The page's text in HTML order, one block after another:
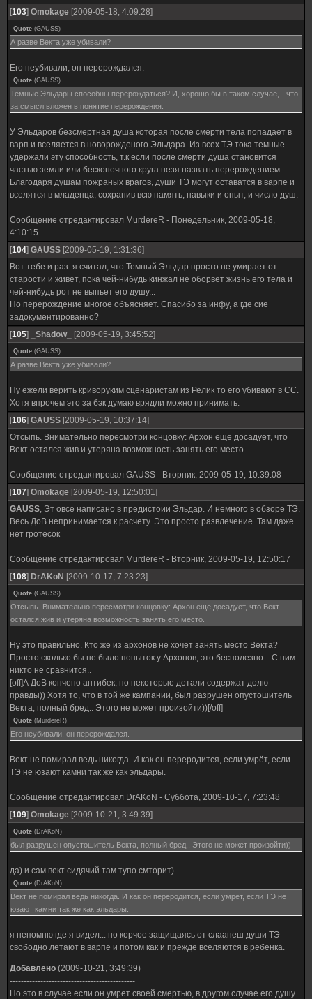
[103] Omokage [2009-05-18, 4:09:28]
Quote (GAUSS)
А разве Векта уже убивали?
Его неубивали, он перерождался.
Quote (GAUSS)
Темные Эльдары способны перерождаться? И, хорошо бы в таком случае, - что
за смысл вложен в понятие перерождения.
У Эльдаров безсмертная душа которая после смерти тела попадает в
варп и вселяется в новорожденого Эльдара. Из всех ТЭ тока темные
удержали эту способность, т.к если после смерти душа становится
частью земли или бесконечного круга незя назвать перерождением.
Благодаря душам пожраных врагов, души ТЭ могут оставатся в варпе и
вселятся в младенца, сохранив всю память, навыки и опыт, и число душ.
Сообщение отредактировал MurdereR - Понедельник, 2009-05-18,
4:10:15
[104] GAUSS [2009-05-19, 1:31:36]
Вот тебе и раз: я считал, что Темный Эльдар просто не умирает от
старости и живет, пока чей-нибудь кинжал не оборвет жизнь его тела и
чей-нибудь рот не выпьет его душу...
Но перерождение многое объясняет. Спасибо за инфу, а где сие
задокументированно?
[105] _Shadow_ [2009-05-19, 3:45:52]
Quote (GAUSS)
А разве Векта уже убивали?
Ну ежели верить криворуким сценаристам из Релик то его убивают в СС.
Хотя впрочем это за бэк думаю врядли можно принимать.
[106] GAUSS [2009-05-19, 10:37:14]
Отсыпь. Внимательно пересмотри концовку: Архон еще досадует, что
Вект остался жив и утеряна возможность занять его место.
Сообщение отредактировал GAUSS - Вторник, 2009-05-19, 10:39:08
[107] Omokage [2009-05-19, 12:50:01]
GAUSS, Эт овсе написано в предистоии Эльдар. И немного в обзоре ТЭ.
Весь ДоВ непринимается к расчету. Это просто развлечение. Там даже
нет гротесок
Сообщение отредактировал MurdereR - Вторник, 2009-05-19, 12:50:17
[108] DrAKoN [2009-10-17, 7:23:23]
Quote (GAUSS)
Отсыпь. Внимательно пересмотри концовку: Архон еще досадует, что Вект
остался жив и утеряна возможность занять его место.
Ну это правильно. Кто же из архонов не хочет занять место Векта?
Просто сколько бы не было попыток у Архонов, это бесполезно... С ним
никто не сравнится..
[off]А ДоВ кончено антибек, но некоторые детали содержат долю
правды)) Хотя то, что в той же кампании, был разрушен опустошитель
Векта, полный бред.. Этого не может произойти))[/off]
Quote (MurdereR)
Его неубивали, он перерождался.
Вект не помирал ведь никогда. И как он переродится, если умрёт, если
ТЭ не юзают камни так же как эльдары.
Сообщение отредактировал DrAKoN - Суббота, 2009-10-17, 7:23:48
[109] Omokage [2009-10-21, 3:49:39]
Quote (DrAKoN )
был разрушен опустошитель Векта, полный бред.. Этого не может произойти))
да) и сам вект сидячий там тупо смторит)
Quote (DrAKoN )
Вект не помирал ведь никогда. И как он переродится, если умрёт, если ТЭ не
юзают камни так же как эльдары.
я непомню где я видел... но корчое защищаясь от слаанеш души ТЭ
свободно летают в варпе и потом как и прежде вселяются в ребенка.
Добавлено (2009-10-21, 3:49:39)
---------------------------------------------
Но это в случае если он умрет своей смертью, в другом случае его душу